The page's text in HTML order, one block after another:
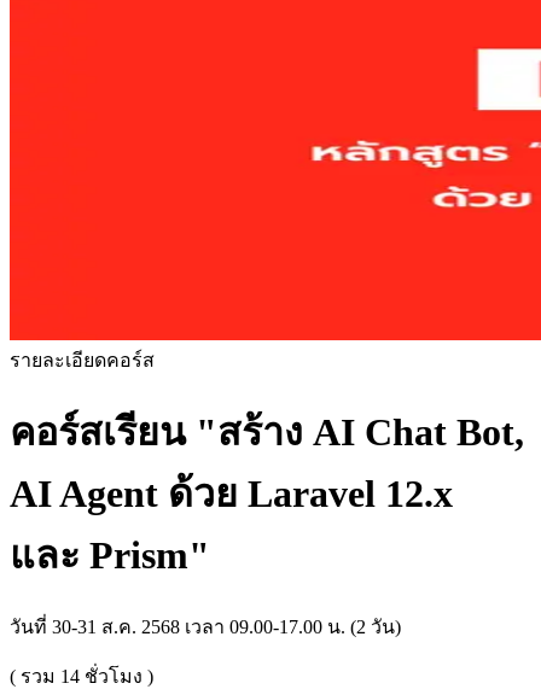
รายละเอียดคอร์ส
คอร์สเรียน "สร้าง AI Chat Bot,
AI Agent ด้วย Laravel 12.x
และ Prism"
วันที่ 30-31 ส.ค. 2568 เวลา 09.00-17.00 น. (2 วัน)
( รวม 14 ชั่วโมง )